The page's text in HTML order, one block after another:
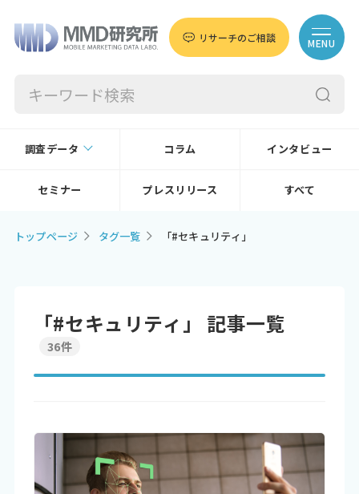
リサーチのご相談 MENU
調査データ コラム インタビュー
セミナー プレスリリース すべて
トップページ タグ一覧 「#セキュリティ」
「#セキュリティ」 記事一覧
36件